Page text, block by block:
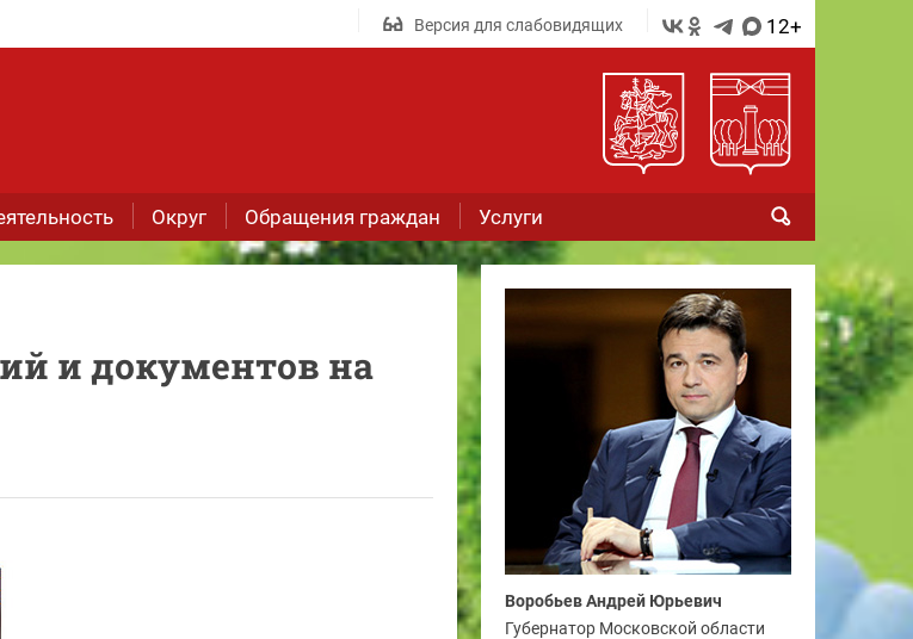
Версия для слабовидящих 12+
Округ Обращения граждан Услуги
и документов на
Воробьев Андрей Юрьевич
Губернатор Московской области